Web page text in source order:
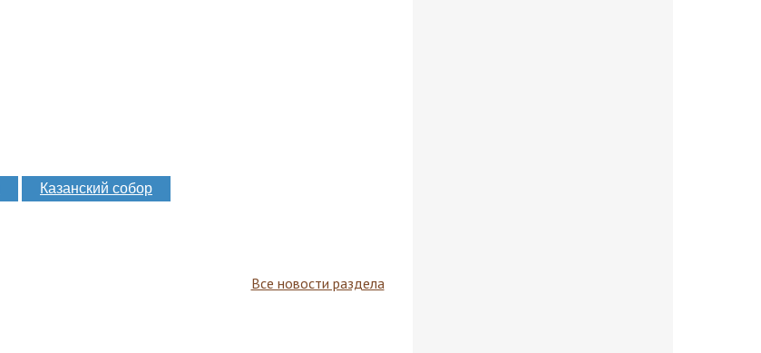
Казанский собор
Все новости раздела